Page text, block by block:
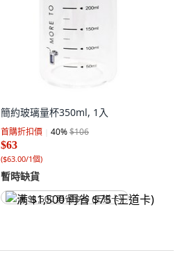
簡約玻璃量杯350ml, 1入
首購折扣價 40%$106
$63
($63.00/1個)
暫時缺貨
满 $1,500 再省 $75 (王道卡)